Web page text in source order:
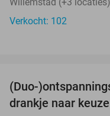
Verkocht: 102
(Duo-
drankje naar keuze